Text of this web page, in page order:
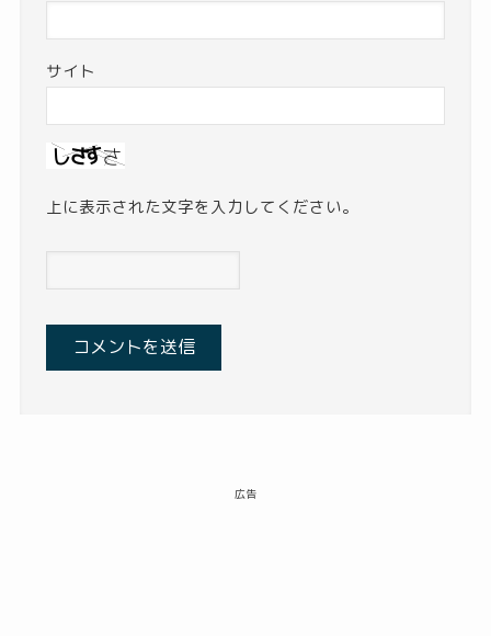
サイト
上に表示された文字を入力してください。
広告